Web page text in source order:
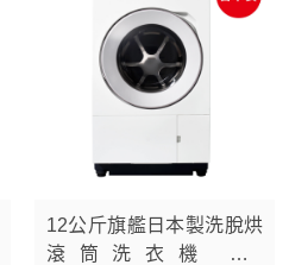
12公斤旗艦日本製洗脫烘
滾筒洗衣機 NA-